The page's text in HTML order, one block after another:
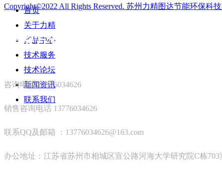
首页
关于力精
产品中心
技术服务
技术论坛
新闻资讯
联系我们
Copyright©2022 All Rights Reserved. 苏州力精图达节能环保科
联系方式
咨询电话 13776034626
销售咨询电话 13776034626
联系QQ及邮箱 ：13776034626@163.com
办公地址：江苏省苏州市相城区宣公路河海大学研究院C栋703